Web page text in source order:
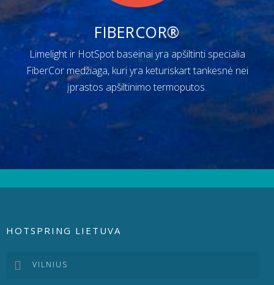
FIBERCOR®
Limelight ir HotSpot baseinai yra apšiltinti specialia
FiberCor medžiaga, kuri yra keturiskart tankesnė nei
įprastos apšiltinimo termoputos.
HOTSPRING LIETUVA
VILNIUS